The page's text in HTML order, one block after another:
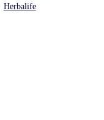
Herbalife